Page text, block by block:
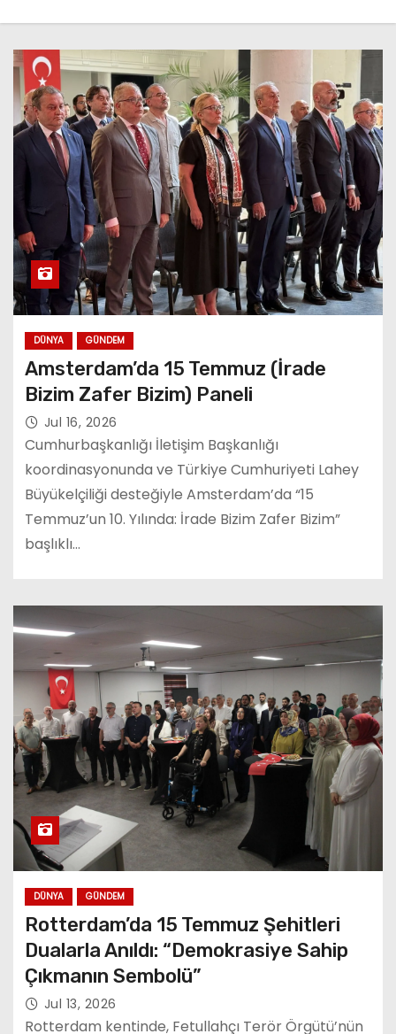
DÜNYA GÜNDEM
Amsterdam’da 15 Temmuz (İrade
Bizim Zafer Bizim) Paneli
Jul 16, 2026
Cumhurbaşkanlığı İletişim Başkanlığı
koordinasyonunda ve Türkiye Cumhuriyeti Lahey
Büyükelçiliği desteğiyle Amsterdam’da “15
Temmuz’un 10. Yılında: İrade Bizim Zafer Bizim”
başlıklı…
DÜNYA GÜNDEM
Rotterdam’da 15 Temmuz Şehitleri
Dualarla Anıldı: “Demokrasiye Sahip
Çıkmanın Sembolü”
Jul 13, 2026
Rotterdam kentinde, Fetullahçı Terör Örgütü’nün